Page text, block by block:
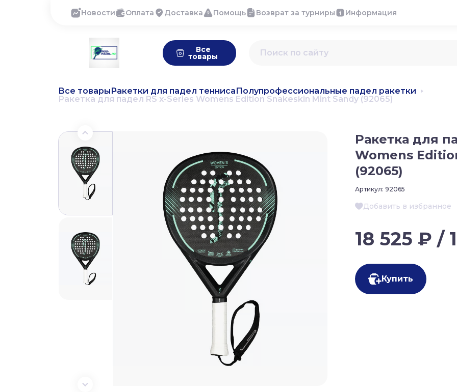
Новости Оплата Доставка Помощь Возврат за турниры Информация
Все
товары
Все товарыРакетки для падел теннисаПолупрофессиональные падел ракетки
Ракетка для падел RS x-Series Womens Edition Snakeskin Mint Sandy (92065)
Ракетка для
Womens
(92065)
Артикул: 92065
Добавить в избранное
18 525 ₽ /
Купить